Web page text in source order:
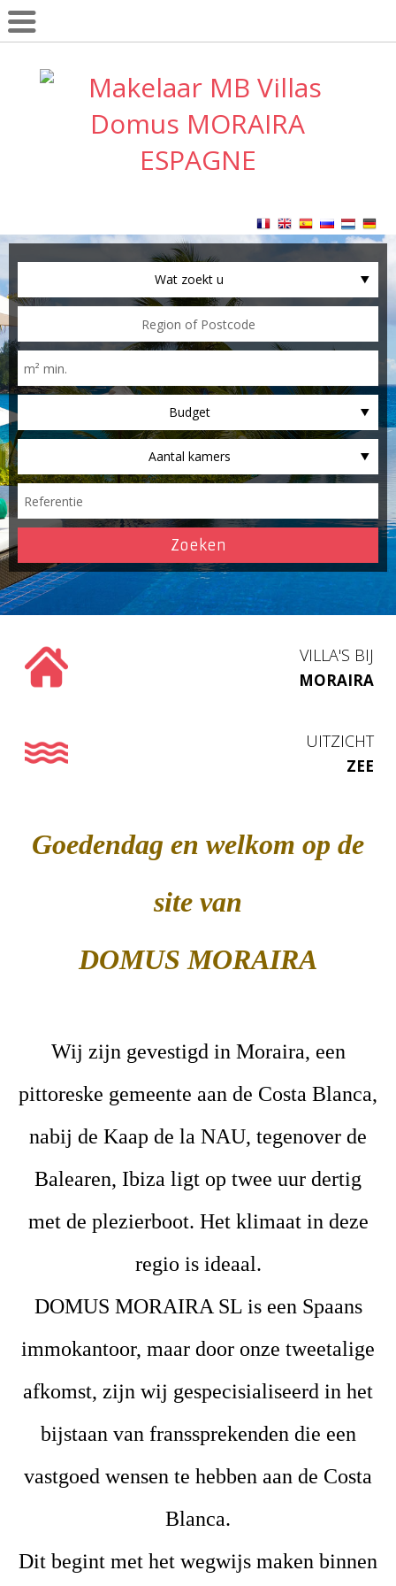
Wat zoekt u
Budget
Aantal kamers
VILLA'S BIJ
MORAIRA
UITZICHT
ZEE
Goedendag en welkom op de
site van
DOMUS MORAIRA
Wij zijn gevestigd in Moraira, een
pittoreske gemeente aan de Costa Blanca,
nabij de Kaap de la NAU, tegenover de
Balearen, Ibiza ligt op twee uur dertig
met de plezierboot. Het klimaat in deze
regio is ideaal.
DOMUS MORAIRA SL is een Spaans
immokantoor, maar door onze tweetalige
afkomst, zijn wij gespecisialiseerd in het
bijstaan van franssprekenden die een
vastgoed wensen te hebben aan de Costa
Blanca.
Dit begint met het wegwijs maken binnen